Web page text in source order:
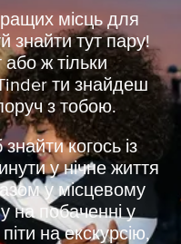
місць для
знайти тут пару!
ж тільки
ти знайдеш
з тобою.
когось із
у нічне життя
у місцевому
на побаченні у
на екскурсію,